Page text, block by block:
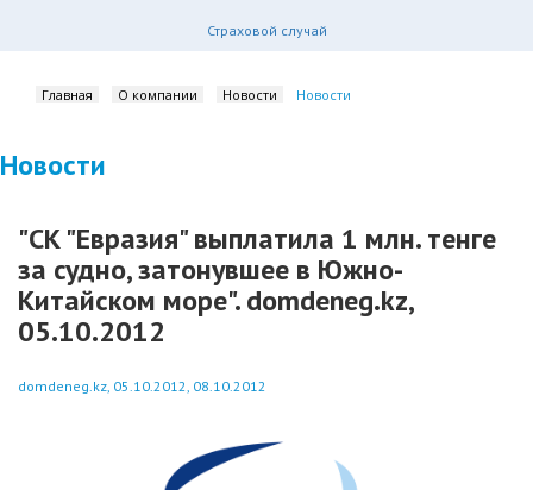
Страховой случай
Главная О компании Новости Новости
Новости
"СК "Евразия" выплатила 1 млн. тенге
за судно, затонувшее в Южно-
Китайском море". domdeneg.kz,
05.10.2012
domdeneg.kz, 05.10.2012, 08.10.2012